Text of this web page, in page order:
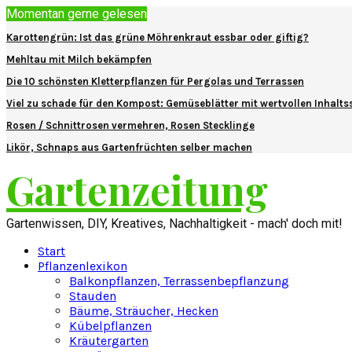
Momentan gerne gelesen
Karottengrün: Ist das grüne Möhrenkraut essbar oder giftig?
Mehltau mit Milch bekämpfen
Die 10 schönsten Kletterpflanzen für Pergolas und Terrassen
Viel zu schade für den Kompost: Gemüseblätter mit wertvollen
Rosen / Schnittrosen vermehren, Rosen Stecklinge
Likör, Schnaps aus Gartenfrüchten selber machen
Gartenzeitung
Gartenwissen, DIY, Kreatives, Nachhaltigkeit - mach' doch mit!
Start
Pflanzenlexikon
Balkonpflanzen, Terrassenbepflanzung
Stauden
Bäume, Sträucher, Hecken
Kübelpflanzen
Kräutergarten